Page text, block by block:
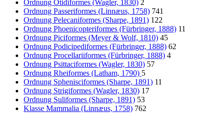
Ordnung Otidiformes (Wagler, 1830) 2
Ordnung Passeriformes (Linnæus, 1758) 741
Ordnung Pelecaniformes (Sharpe, 1891) 122
Ordnung Phoenicopteriformes (Fürbringer, 1888) 11
Ordnung Piciformes (Meyer & Wolf, 1810) 45
Ordnung Podicipediformes (Fürbringer, 1888) 62
Ordnung Procellariiformes (Fürbringer, 1888) 4
Ordnung Psittaciformes (Wagler, 1830) 57
Ordnung Rheiformes (Latham, 1790) 5
Ordnung Sphenisciformes (Sharpe, 1891) 11
Ordnung Strigiformes (Wagler, 1830) 17
Ordnung Suliformes (Sharpe, 1891) 53
Klasse Mammalia (Linnæus, 1758) 762